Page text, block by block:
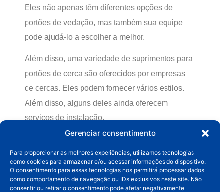
Gerenciar consentimento
Para proporcionar as melhores experiências, utilizamos tecnologias
como cookies para armazenar e/ou acessar informações do dispositivo.
O consentimento para essas tecnologias nos permitirá processar dados
como comportamento de navegação ou IDs exclusivos neste site. Não
consentir ou retirar o consentimento pode afetar negativamente
Eles não apenas têm diferentes opções de
portões de vedação, mas também sua equipe
pode ajudá-lo a escolher a melhor.
Além disso, uma variedade de suprimentos para
portões de cerca são oferecidos por empresas
de cercas. Eles podem fornecer vários estilos.
Além disso, alguns deles ainda oferecem
serviços de instalação.
comerciais online se for um cliente online. Isso
oferece uma ampla gama de opções. Além disso,
você pode ler os comentários para ver se os